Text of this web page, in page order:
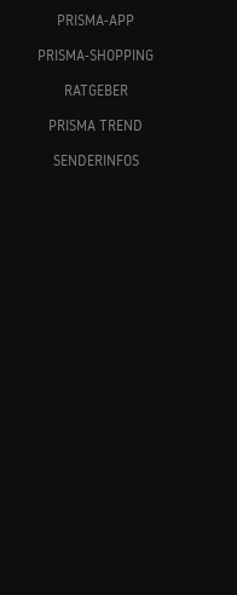
PRISMA-APP
PRISMA-SHOPPING
RATGEBER
PRISMA TREND
SENDERINFOS